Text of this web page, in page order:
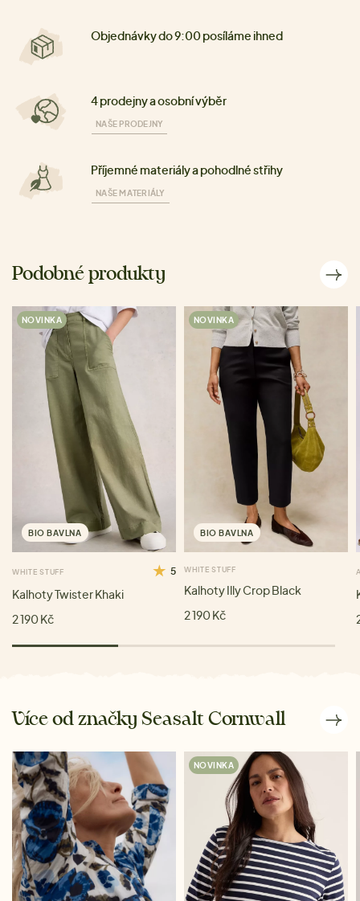
Objednávky do 9:00 posíláme ihned
4 prodejny a osobní výběr
NAŠE PRODEJNY
Příjemné materiály a pohodlné střihy
NAŠE MATERIÁLY
Podobné produkty
NOVINKA
BIO BAVLNA
WHITE STUFF 5
Kalhoty Twister Khaki
2 190 Kč
NOVINKA
BIO BAVLNA
WHITE STUFF
Kalhoty Illy Crop Black
2 190 Kč
Více od značky Seasalt Cornwall
NOVINKA